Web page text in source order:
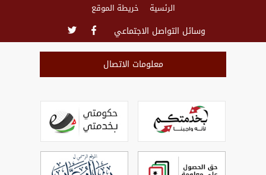
الرئسية خريطة الموقع
وسائل التواصل الاجتماعي
معلومات الاتصال